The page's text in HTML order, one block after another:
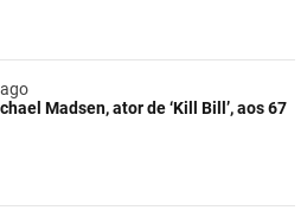
Madsen, ator de ‘Kill Bill’, aos 67